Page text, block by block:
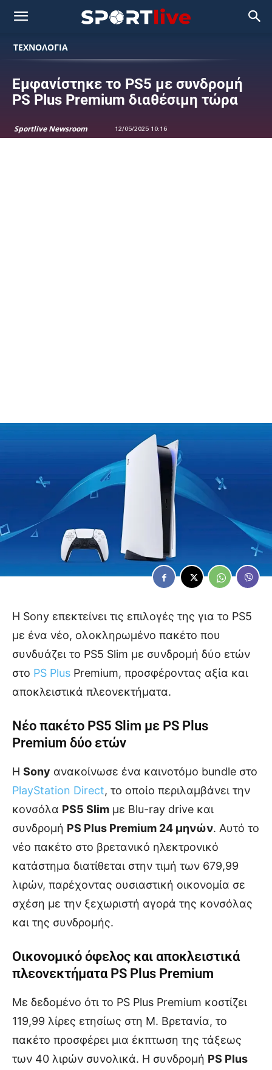
ΤΕΧΝΟΛΟΓΙΑ
Εμφανίστηκε το PS5 με συνδρομή
PS Plus Premium διαθέσιμη τώρα
Sportlive Newsroom 12/05/2025 10:16
Η Sony επεκτείνει τις επιλογές της για το PS5
με ένα νέο, ολοκληρωμένο πακέτο που
συνδυάζει το PS5 Slim με συνδρομή δύο ετών
στο PS Plus Premium, προσφέροντας αξία και
αποκλειστικά πλεονεκτήματα.
Νέο πακέτο PS5 Slim με PS Plus
Premium δύο ετών
Η Sony ανακοίνωσε ένα καινοτόμο bundle στο
PlayStation Direct, το οποίο περιλαμβάνει την
κονσόλα PS5 Slim με Blu-ray drive και
συνδρομή PS Plus Premium 24 μηνών. Αυτό το
νέο πακέτο στο βρετανικό ηλεκτρονικό
κατάστημα διατίθεται στην τιμή των 679,99
λιρών, παρέχοντας ουσιαστική οικονομία σε
σχέση με την ξεχωριστή αγορά της κονσόλας
και της συνδρομής.
Οικονομικό όφελος και αποκλειστικά
πλεονεκτήματα PS Plus Premium
Με δεδομένο ότι το PS Plus Premium κοστίζει
119,99 λίρες ετησίως στη Μ. Βρετανία, το
πακέτο προσφέρει μια έκπτωση της τάξεως
των 40 λιρών συνολικά. Η συνδρομή PS Plus